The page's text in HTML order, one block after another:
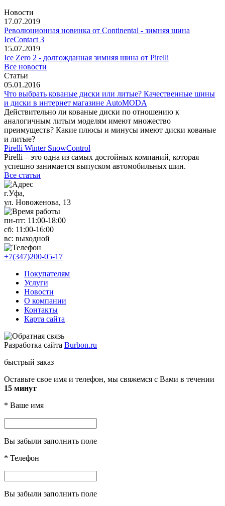
Новости
17.07.2019
Революционная новинка от Continental - зимняя шина
IceContact 3
15.07.2019
Ice Zero 2 - долгожданная зимняя шина от Pirelli
Все новости
Статьи
05.01.2016
Что выбрать кованые диски или литые? Качественные шины
и диски в интернет магазине AutoMODA
Действительно ли кованые диски по отношению к
аналогичным литым моделям имеют множество
преимуществ? Какие плюсы и минусы имеют диски кованые
и литые?
Pirelli Winter SnowControl
Pirelli – это одна из самых достойных компаний, которая
успешно занимается выпуском автомобильных шин.
Все статьи
г.Уфа,
ул. Новоженова, 13
пн-пт: 11 :00-18:00
сб: 11 :00-16:00
вс: выходной
+7(347)200-05-17
Покупателям
Услуги
Новости
О компании
Контакты
Карта сайта
Разработка сайта Burbon.ru
быстрый заказ
Оставьте свое имя и телефон, мы свяжемся с Вами в течении
15 минут
* Ваше имя
Вы забыли заполнить поле
* Телефон
Вы забыли заполнить поле